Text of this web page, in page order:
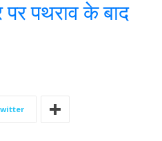
पर पथराव के बाद